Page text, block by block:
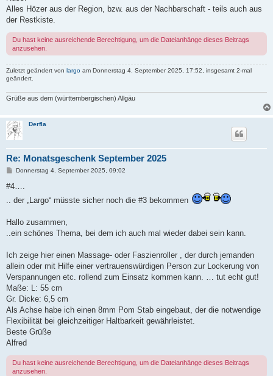
Alles Hözer aus der Region, bzw. aus der Nachbarschaft - teils auch aus
der Restkiste.
Du hast keine ausreichende Berechtigung, um die Dateianhänge dieses Beitrags
anzusehen.
Zuletzt geändert von largo am Donnerstag 4. September 2025, 17:52, insgesamt 2-mal
geändert.
Grüße aus dem (württembergischen) Allgäu
Derfla
Re: Monatsgeschenk September 2025
B
i
r
Donnerstag 4. September 2025, 09:02
#4….
.. der „Largo“ müsste sicher noch die #3 bekommen
Hallo zusammen,
..ein schönes Thema, bei dem ich auch mal wieder dabei sein kann.
Ich zeige hier einen Massage- oder Faszienroller , der durch jemanden
allein oder mit Hilfe einer vertrauenswürdigen Person zur Lockerung von
Verspannungen etc. rollend zum Einsatz kommen kann. … tut echt gut!
Maße: L: 55 cm
Gr. Dicke: 6,5 cm
Als Achse habe ich einen 8mm Pom Stab eingebaut, der die notwendige
Flexibilität bei gleichzeitiger Haltbarkeit gewährleistet.
Beste Grüße
Alfred
Du hast keine ausreichende Berechtigung, um die Dateianhänge dieses Beitrags
anzusehen.